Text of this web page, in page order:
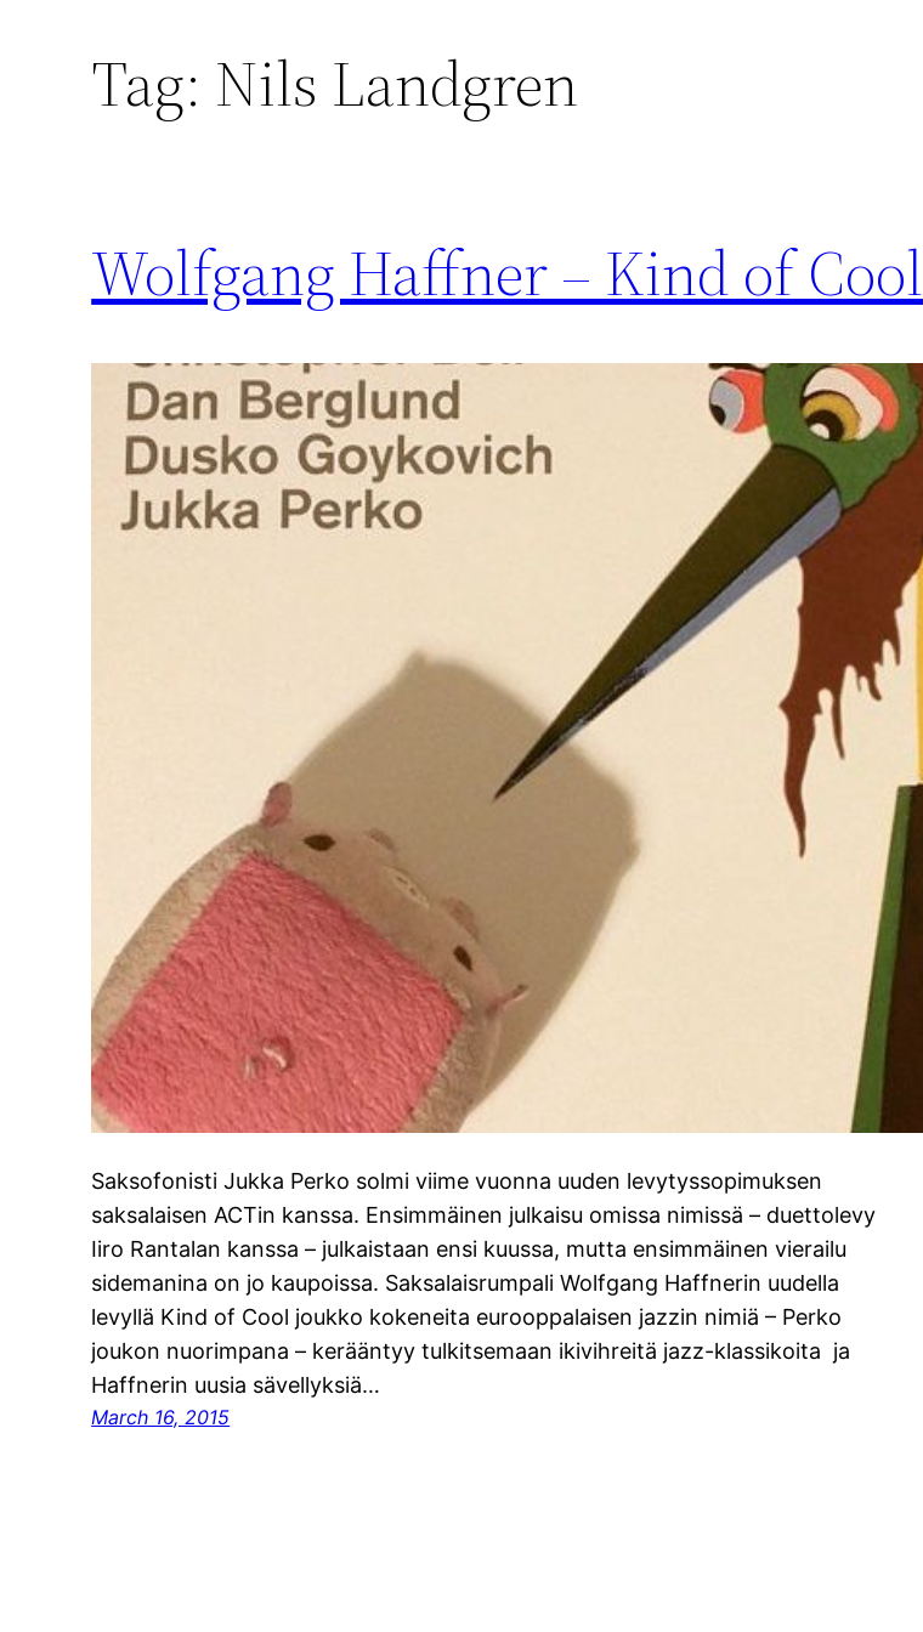
Tag: Nils Landgren
Wolfgang Haffner – Kind of Cool
Saksofonisti Jukka Perko solmi viime vuonna uuden levytyssopimuksen
saksalaisen ACTin kanssa. Ensimmäinen julkaisu omissa nimissä – duettolevy
Iiro Rantalan kanssa – julkaistaan ensi kuussa, mutta ensimmäinen vierailu
sidemanina on jo kaupoissa. Saksalaisrumpali Wolfgang Haffnerin uudella
levyllä Kind of Cool joukko kokeneita eurooppalaisen jazzin nimiä – Perko
joukon nuorimpana – kerääntyy tulkitsemaan ikivihreitä jazz-klassikoita ja
Haffnerin uusia sävellyksiä…
March 16, 2015